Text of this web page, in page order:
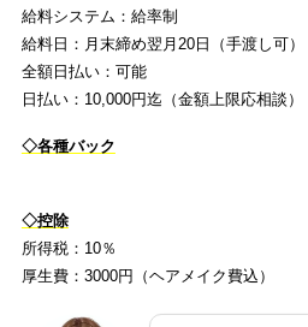
給料システム：給率制
給料日：月末締め翌月20日（手渡し可）
全額日払い：可能
日払い：10,000円迄（金額上限応相談）
◇各種バック
◇控除
所得税：10％
厚生費：3000円（ヘアメイク費込）